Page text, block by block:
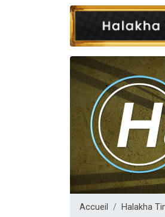
Accueil Halakha